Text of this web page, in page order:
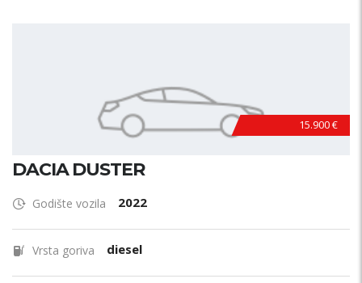
15.900 €
DACIA DUSTER
Godište vozila 2022
Vrsta goriva diesel